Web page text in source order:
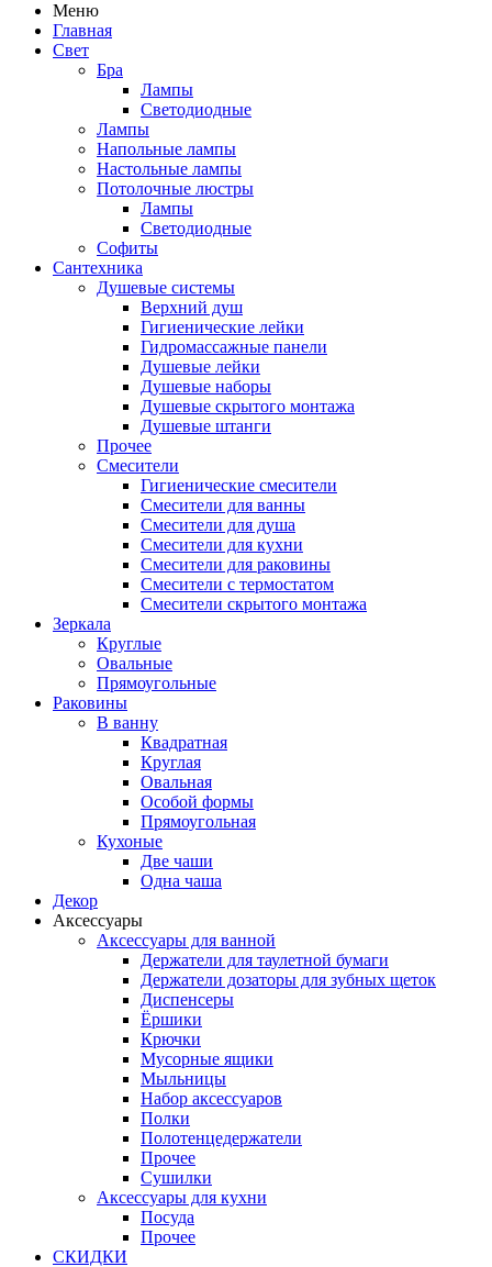
Меню
Главная
Свет
Бра
Лампы
Светодиодные
Лампы
Напольные лампы
Настольные лампы
Потолочные люстры
Лампы
Светодиодные
Софиты
Сантехника
Душевые системы
Верхний душ
Гигиенические лейки
Гидромассажные панели
Душевые лейки
Душевые наборы
Душевые скрытого монтажа
Душевые штанги
Прочее
Смесители
Гигиенические смесители
Смесители для ванны
Смесители для душа
Смесители для кухни
Смесители для раковины
Смесители с термостатом
Смесители скрытого монтажа
Зеркала
Круглые
Овальные
Прямоугольные
Раковины
В ванну
Квадратная
Круглая
Овальная
Особой формы
Прямоугольная
Кухоные
Две чаши
Одна чаша
Декор
Аксессуары
Аксессуары для ванной
Держатели для таулетной бумаги
Держатели дозаторы для зубных щеток
Диспенсеры
Ёршики
Крючки
Мусорные ящики
Мыльницы
Набор аксессуаров
Полки
Полотенцедержатели
Прочее
Сушилки
Аксессуары для кухни
Посуда
Прочее
СКИДКИ